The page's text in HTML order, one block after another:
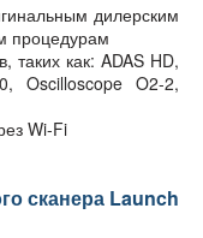
дилерским
процедурам
таких как: ADAS HD,
Oscilloscope O2-2,
Wi-Fi
сканера Launch